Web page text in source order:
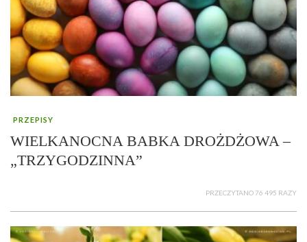
PRZEPISY
WIELKANOCNA BABKA DROŻDŻOWA –
„TRZYGODZINNA”
PRZECZYTANO 76 495 RAZY